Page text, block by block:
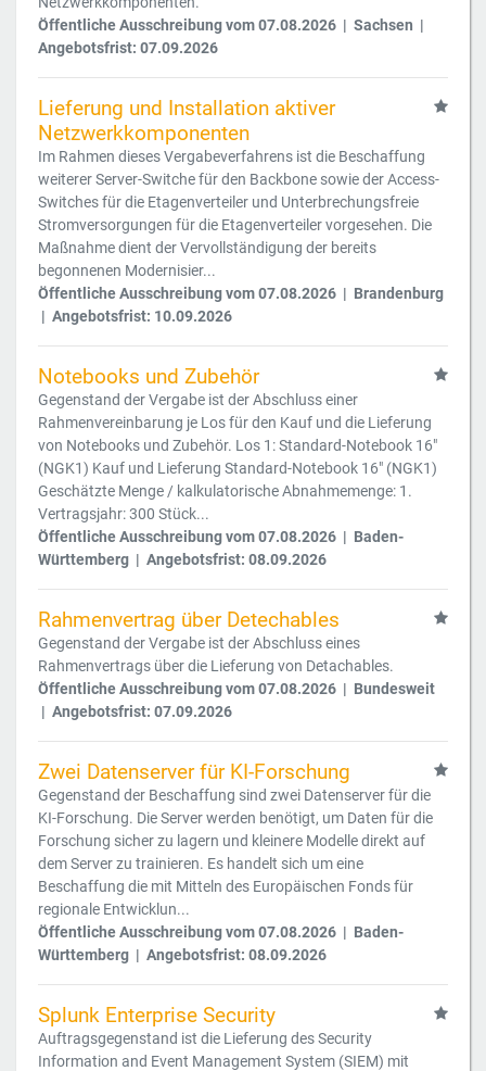
Öffentliche Ausschreibung vom 07.08.2026 | Sachsen |
Angebotsfrist: 07.09.2026
Lieferung und Installation aktiver
Netzwerkkomponenten
Im Rahmen dieses Vergabeverfahrens ist die Beschaffung
weiterer Server-Switche für den Backbone sowie der Access-
Switches für die Etagenverteiler und Unterbrechungsfreie
Stromversorgungen für die Etagenverteiler vorgesehen. Die
Maßnahme dient der Vervollständigung der bereits
begonnenen Modernisier...
Öffentliche Ausschreibung vom 07.08.2026 | Brandenburg
| Angebotsfrist: 10.09.2026
Notebooks und Zubehör
Gegenstand der Vergabe ist der Abschluss einer
Rahmenvereinbarung je Los für den Kauf und die Lieferung
von Notebooks und Zubehör. Los 1: Standard-Notebook 16"
(NGK1) Kauf und Lieferung Standard-Notebook 16" (NGK1)
Geschätzte Menge / kalkulatorische Abnahmemenge: 1.
Vertragsjahr: 300 Stück...
Öffentliche Ausschreibung vom 07.08.2026 | Baden-
Württemberg | Angebotsfrist: 08.09.2026
Rahmenvertrag über Detechables
Gegenstand der Vergabe ist der Abschluss eines
Rahmenvertrags über die Lieferung von Detachables.
Öffentliche Ausschreibung vom 07.08.2026 | Bundesweit
| Angebotsfrist: 07.09.2026
Zwei Datenserver für KI-Forschung
Gegenstand der Beschaffung sind zwei Datenserver für die
KI-Forschung. Die Server werden benötigt, um Daten für die
Forschung sicher zu lagern und kleinere Modelle direkt auf
dem Server zu trainieren. Es handelt sich um eine
Beschaffung die mit Mitteln des Europäischen Fonds für
regionale Entwicklun...
Öffentliche Ausschreibung vom 07.08.2026 | Baden-
Württemberg | Angebotsfrist: 08.09.2026
Splunk Enterprise Security
Auftragsgegenstand ist die Lieferung des Security
Information and Event Management System (SIEM) mit